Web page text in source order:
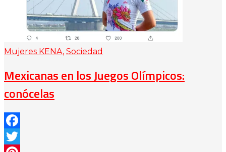
Mujeres KENA, Sociedad
Mexicanas en los Juegos Olímpicos:
conócelas
Facebook